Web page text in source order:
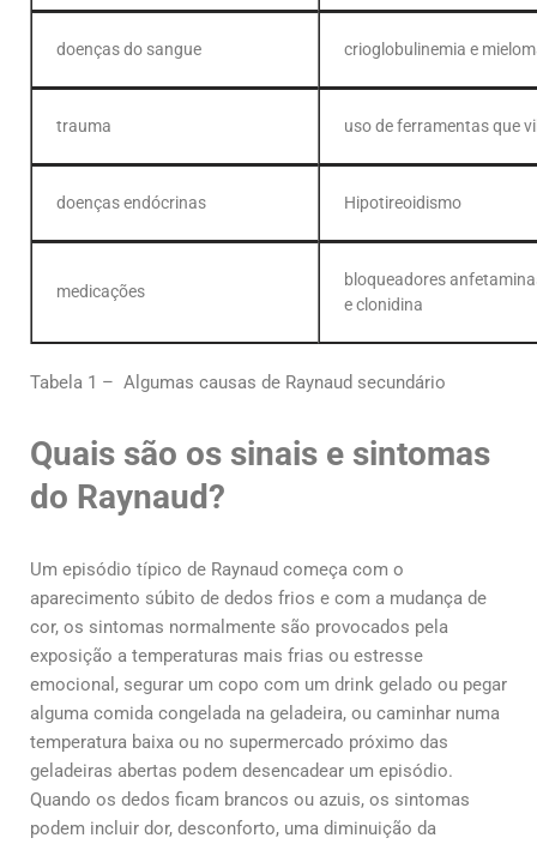
doenças do sangue crioglobulinemia e
trauma uso de ferramentas que
doenças endócrinas Hipotireoidismo
medicações
bloqueadores
e clonidina
Tabela 1 – Algumas causas de Raynaud secundário
Quais são os sinais e sintomas
do Raynaud?
Um episódio típico de Raynaud começa com o
aparecimento súbito de dedos frios e com a mudança de
cor, os sintomas normalmente são provocados pela
exposição a temperaturas mais frias ou estresse
emocional, segurar um copo com um drink gelado ou pegar
alguma comida congelada na geladeira, ou caminhar numa
temperatura baixa ou no supermercado próximo das
geladeiras abertas podem desencadear um episódio.
Quando os dedos ficam brancos ou azuis, os sintomas
podem incluir dor, desconforto, uma diminuição da